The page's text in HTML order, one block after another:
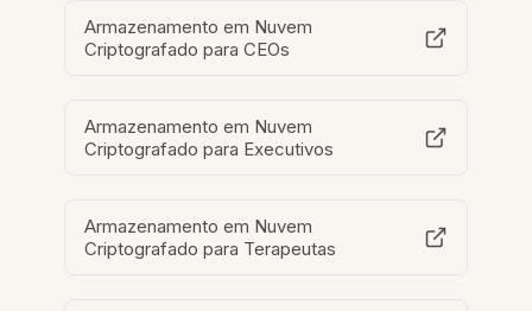
Armazenamento em Nuvem
Criptografado para CEOs
Armazenamento em Nuvem
Criptografado para Executivos
Armazenamento em Nuvem
Criptografado para Terapeutas